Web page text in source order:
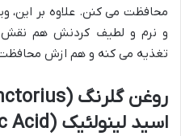
و نرم و لطیف کردنش هم
تغذیه می کنه و هم ازش
اسید لینولئیک (Linoleic Acid)